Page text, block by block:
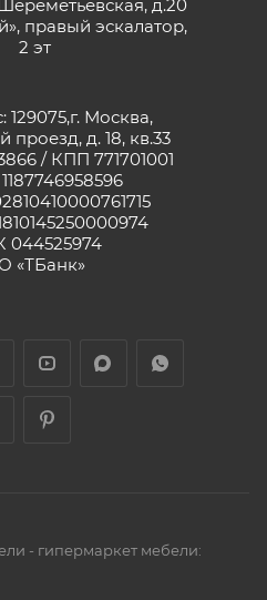
д.20
правый эскалатор,
2 эт
Москва,
проезд, д. 18, кв.33
/ КПП 771701001
044525974
«ТБанк»
- гипермаркет мебели: